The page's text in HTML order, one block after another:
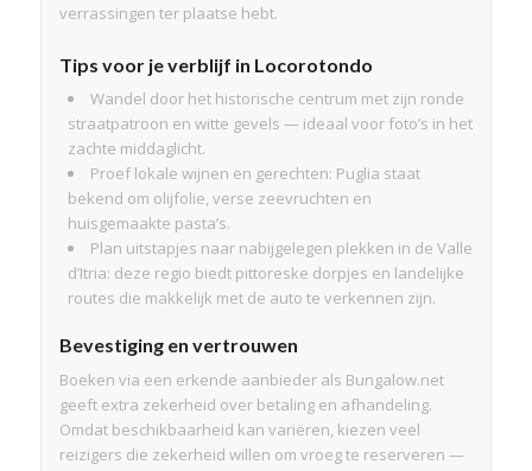
verrassingen ter plaatse hebt.
Tips voor je verblijf in Locorotondo
Wandel door het historische centrum met zijn ronde
straatpatroon en witte gevels — ideaal voor foto’s in het
zachte middaglicht.
Proef lokale wijnen en gerechten: Puglia staat
bekend om olijfolie, verse zeevruchten en
huisgemaakte pasta’s.
Plan uitstapjes naar nabijgelegen plekken in de Valle
d’Itria: deze regio biedt pittoreske dorpjes en landelijke
routes die makkelijk met de auto te verkennen zijn.
Bevestiging en vertrouwen
Boeken via een erkende aanbieder als Bungalow.net
geeft extra zekerheid over betaling en afhandeling.
Omdat beschikbaarheid kan variëren, kiezen veel
reizigers die zekerheid willen om vroeg te reserveren —